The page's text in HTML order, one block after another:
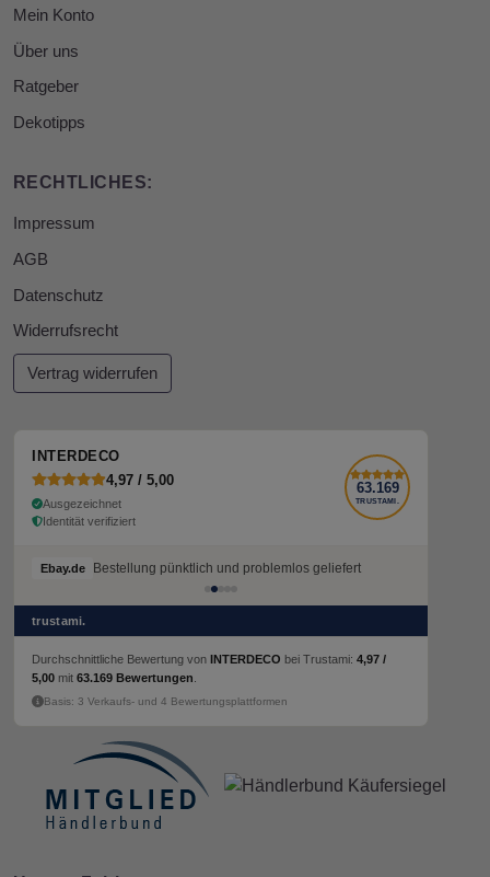
Mein Konto
Über uns
Ratgeber
Dekotipps
RECHTLICHES:
Impressum
AGB
Datenschutz
Widerrufsrecht
Vertrag widerrufen
INTERDECO
4,97 / 5,00
Ausgezeichnet
Identität verifiziert
63.169
TRUSTAMI.
Ebay.de Bestellung pünktlich und problemlos geliefert
Ebay.de Bestellung pünktlich und problemlos geliefert
trustami.
Durchschnittliche Bewertung von INTERDECO bei Trustami: 4,97 /
5,00 mit 63.169 Bewertungen
Basis: 3 Verkaufs- und 4 Bewertungsplattformen